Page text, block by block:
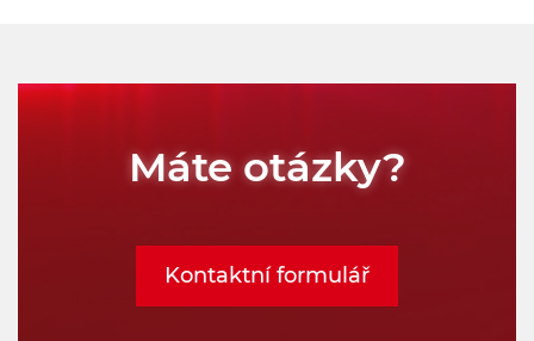
Máte otázky?
Kontaktní formulář